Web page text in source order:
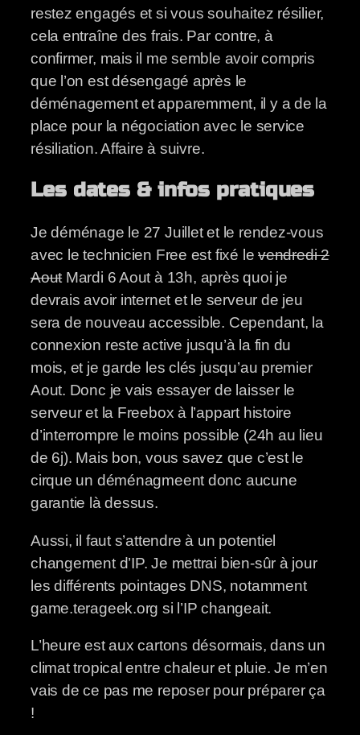
restez engagés et si vous souhaitez résilier,
cela entraîne des frais. Par contre, à
confirmer, mais il me semble avoir compris
que l’on est désengagé après le
déménagement et apparemment, il y a de la
place pour la négociation avec le service
résiliation. Affaire à suivre.
Les dates & infos pratiques
Je déménage le 27 Juillet et le rendez-vous
avec le technicien Free est fixé levendredi 2
AoutMardi 6 Aout à 13h, après quoi je
devrais avoir internet et le serveur de jeu
sera de nouveau accessible. Cependant, la
connexion reste active jusqu’à la fin du
mois, et je garde les clés jusqu’au premier
Aout. Donc je vais essayer de laisser le
serveur et la Freebox à l’appart histoire
d’interrompre le moins possible (24h au lieu
de 6j). Mais bon, vous savez que c’est le
cirque un déménagmeent donc aucune
garantie là dessus.
Aussi, il faut s’attendre à un potentiel
changement d’IP. Je mettrai bien-sûr à jour
les différents pointages DNS, notamment
game.terageek.org si l’IP changeait.
L’heure est aux cartons désormais, dans un
climat tropical entre chaleur et pluie. Je m’en
vais de ce pas me reposer pour préparer ça
!